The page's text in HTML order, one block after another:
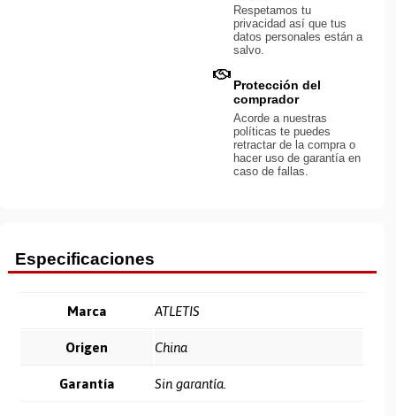
Respetamos tu
privacidad así que tus
datos personales están a
salvo.
Protección del
comprador
Acorde a nuestras
políticas te puedes
retractar de la compra o
hacer uso de garantía en
caso de fallas.
Especificaciones
Marca ATLETIS
Origen China
Garantía Sin garantía.